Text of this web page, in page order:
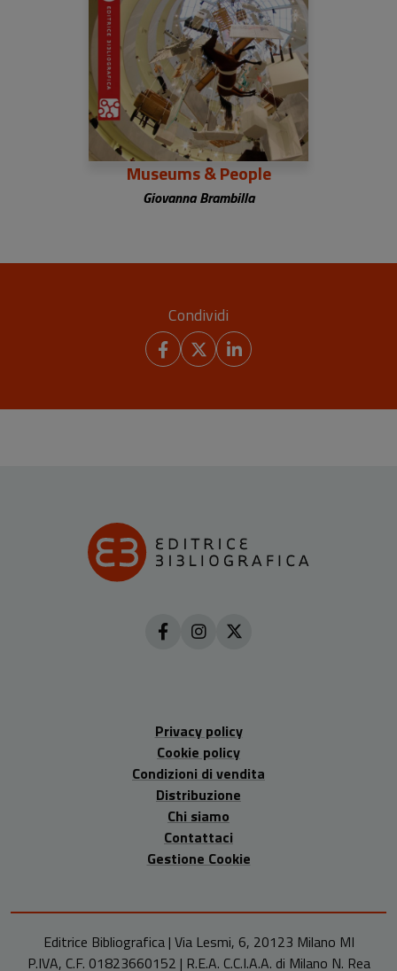
Museums & People
Giovanna Brambilla
Condividi
Privacy policy
Cookie policy
Condizioni di vendita
Distribuzione
Chi siamo
Contattaci
Gestione Cookie
Editrice Bibliografica | Via Lesmi, 6, 20123 Milano MI
P.IVA, C.F. 01823660152 | R.E.A. C.C.I.A.A. di Milano N. Rea